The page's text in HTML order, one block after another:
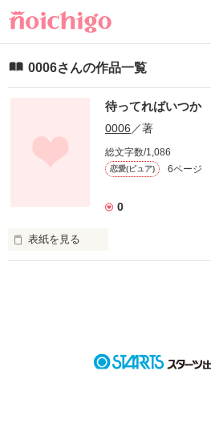
0006さんの作品一覧
待ってればいつか
0006 ／著
総文字数/1,086
恋愛(ピュア) 6ページ
0
表紙を見る
作品を読む